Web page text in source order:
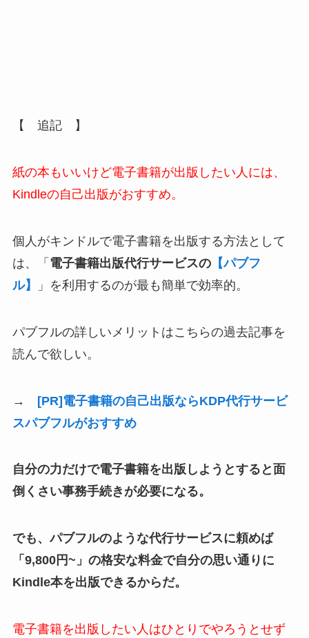
【 追記 】
紙の本もいいけど電子書籍が出版したい人には、
Kindleの自己出版がおすすめ。
個人がキンドルで電子書籍を出版する方法として
は、「 電子書籍出版代行サービスの【パブフ
ル】
」を利用するのが最も簡単で効率的。
パブフルの詳しいメリットはこちらの過去記事を
読んで欲しい。
→ [PR]電子書籍の自己出版ならKDP代行サービ
スパブフルがおすすめ
自分の力だけで電子書籍を出版しようとすると面
倒くさい事務手続きが必要になる。
でも、パブフルのような代行サービスに頼めば
「9,800円~」の格安な料金で自分の思い通りに
Kindle本を出版できるからだ。
電子書籍を出版したい人はひとりでやろうとせず